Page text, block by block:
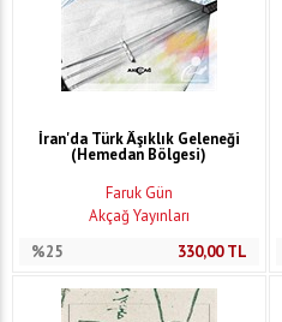
İran'da Türk Âşıklık Geleneği
(Hemedan Bölgesi)
Faruk Gün
Akçağ Yayınları
%25
330,00TL